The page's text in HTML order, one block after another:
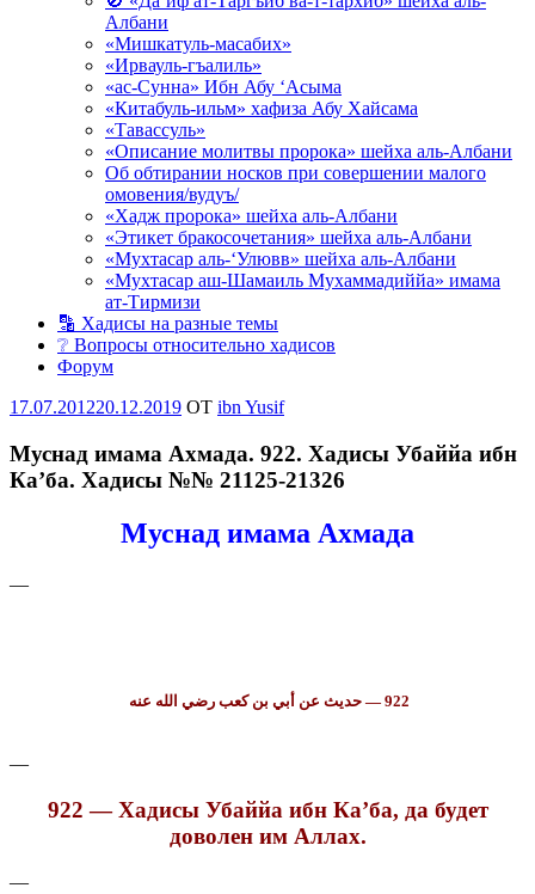
Албани
«Мишкатуль-масабих»
«Ирвауль-гъалиль»
«ас-Сунна» Ибн Абу ‘Асыма
«Китабуль-ильм» хафиза Абу Хайсама
«Тавассуль»
«Описание молитвы пророка» шейха аль-Албани
Об обтирании носков при совершении малого
омовения/вудуъ/
«Хадж пророка» шейха аль-Албани
«Этикет бракосочетания» шейха аль-Албани
«Мухтасар аль-‘Улювв» шейха аль-Албани
«Мухтасар аш-Шамаиль Мухаммадиййа» имама
ат-Тирмизи
🔡 Хадисы на разные темы
❔ Вопросы относительно хадисов
Форум
Опубликовано
17.07.201220.12.2019 OT ibn Yusif
Муснад имама Ахмада. 922. Хадисы Убаййа ибн
Ка’ба. Хадисы №№ 21125-21326
Муснад имама Ахмада
—
922 — حديث عن أبي بن كعب رضي الله عنه
—
922 — Хадисы Убаййа ибн Ка’ба, да будет
доволен им Аллах.
—